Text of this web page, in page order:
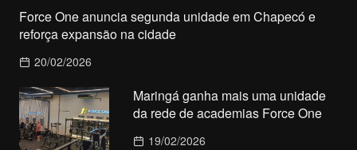
Force One anuncia segunda unidade em Chapecó e
reforça expansão na cidade
20/02/2026
Maringá ganha mais uma unidade
da rede de academias Force One
19/02/2026